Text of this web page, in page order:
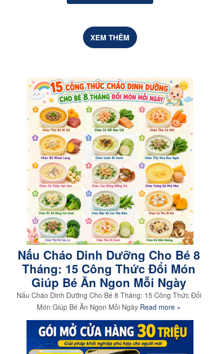
XEM THÊM
Nấu Cháo Dinh Dưỡng Cho Bé 8
Tháng: 15 Công Thức Đổi Món
Giúp Bé Ăn Ngon Mỗi Ngày
Nấu Cháo Dinh Dưỡng Cho Bé 8 Tháng: 15 Công Thức Đổi
Món Giúp Bé Ăn Ngon Mỗi Ngày Read more »